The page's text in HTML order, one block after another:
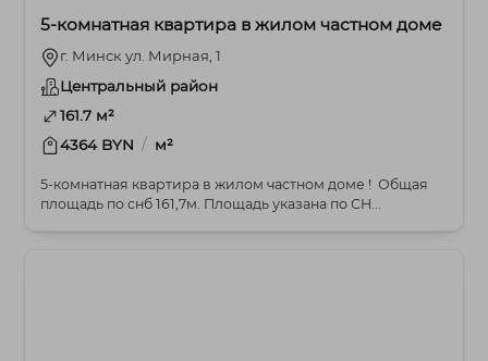
5-комнатная квартира в жилом частном доме
г. Минск ул. Мирная, 1
Центральный район
161.7 м²
4364 BYN / м²
5-комнатная квартира в жилом частном доме ! Общая
площадь по снб 161,7м. Площадь указана по СН...